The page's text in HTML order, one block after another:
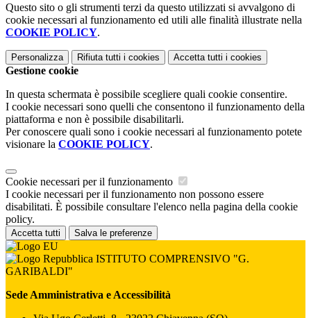
Questo sito o gli strumenti terzi da questo utilizzati si avvalgono di
cookie necessari al funzionamento ed utili alle finalità illustrate nella
COOKIE POLICY.
Personalizza Rifiuta tutti i cookies Accetta tutti i cookies
Gestione cookie
In questa schermata è possibile scegliere quali cookie consentire.
I cookie necessari sono quelli che consentono il funzionamento della
piattaforma e non è possibile disabilitarli.
Per conoscere quali sono i cookie necessari al funzionamento potete
visionare la COOKIE POLICY.
Cookie necessari per il funzionamento
I cookie necessari per il funzionamento non possono essere
disabilitati. È possibile consultare l'elenco nella pagina della cookie
policy.
Accetta tutti Salva le preferenze
ISTITUTO COMPRENSIVO "G.
GARIBALDI"
Sede Amministrativa e Accessibilità